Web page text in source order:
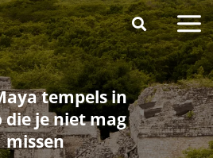
tempels in
die je niet mag
missen